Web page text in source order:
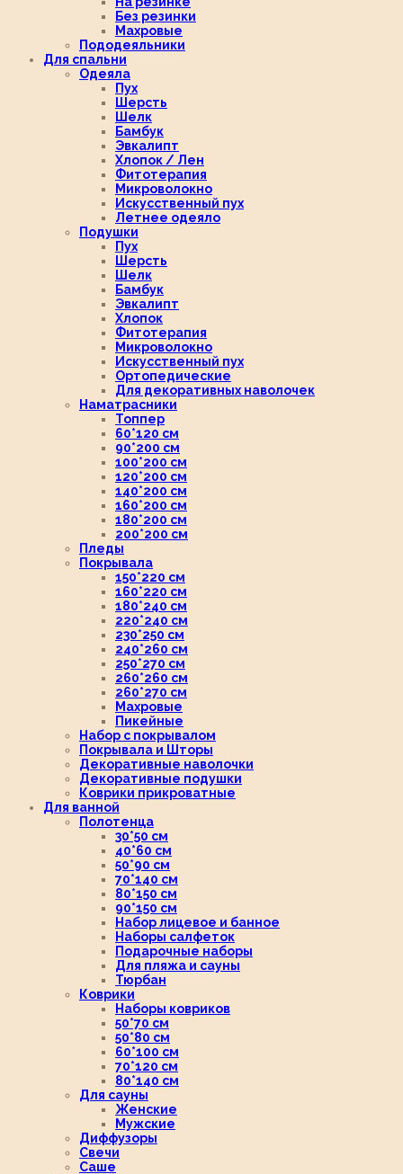
Без резинки
Махровые
Пододеяльники
Для спальни
Одеяла
Пух
Шерсть
Шелк
Бамбук
Эвкалипт
Хлопок / Лен
Фитотерапия
Микроволокно
Искусственный пух
Летнее одеяло
Подушки
Пух
Шерсть
Шелк
Бамбук
Эвкалипт
Хлопок
Фитотерапия
Микроволокно
Искусственный пух
Ортопедические
Для декоративных наволочек
Наматрасники
Топпер
60*120 см
90*200 см
100*200 см
120*200 см
140*200 см
160*200 см
180*200 см
200*200 см
Пледы
Покрывала
150*220 см
160*220 см
180*240 см
220*240 см
230*250 см
240*260 см
250*270 см
260*260 см
260*270 см
Махровые
Пикейные
Набор с покрывалом
Покрывала и Шторы
Декоративные наволочки
Декоративные подушки
Коврики прикроватные
Для ванной
Полотенца
30*50 см
40*60 см
50*90 см
70*140 см
80*150 см
90*150 см
Набор лицевое и банное
Наборы салфеток
Подарочные наборы
Для пляжа и сауны
Тюрбан
Коврики
Наборы ковриков
50*70 см
50*80 см
60*100 см
70*120 см
80*140 см
Для сауны
Женские
Мужские
Диффузоры
Свечи
Саше